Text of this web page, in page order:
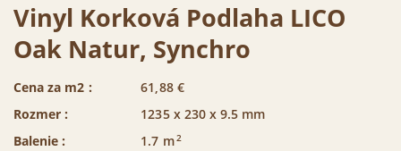
Vinyl Korková Podlaha LICO
Oak Natur, Synchro
Cena za m2 : 61,88 €
Rozmer :
1235 x 230 x 9.5 mm
Balenie :
1.7 m2